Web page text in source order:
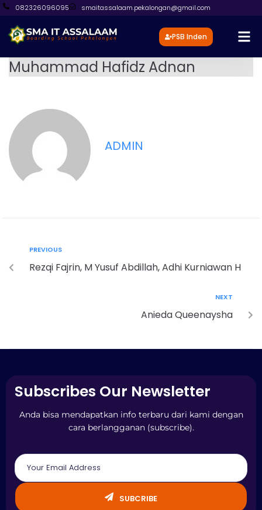
082326096095 smaitassalaam.pekalongan@gmail.com
PSB Inden
Muhammad Hafidz Adnan
ADMIN
PREVIOUS
Rezqi Fajrin, M Yusuf Abdillah, Adhi Kurniawan H
NEXT
Anieda Queenaysha
Subscribes Our Newsletter
Anda bisa mendapatkan info terbaru dari kami dengan
cara berlangganan (subscribe).
SUBCRIBE